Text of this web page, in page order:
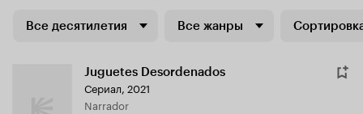
Все десятилетия Все жанры
Juguetes Desordenados
Сериал, 2021
Narrador